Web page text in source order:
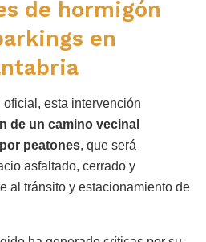
de hormigón
en
esta intervención
de un camino vecinal
peatones, que será
asfaltado, cerrado y
al tránsito y estacionamiento de